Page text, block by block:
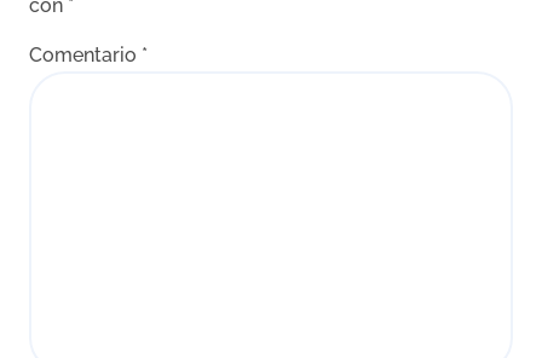
con *
Comentario *